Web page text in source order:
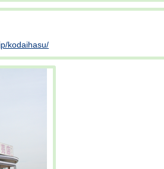
kodaihasu/